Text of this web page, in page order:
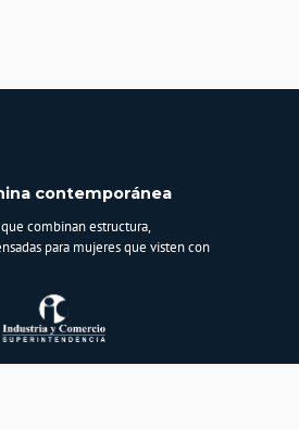
contemporánea
combinan estructura,
para mujeres que visten con